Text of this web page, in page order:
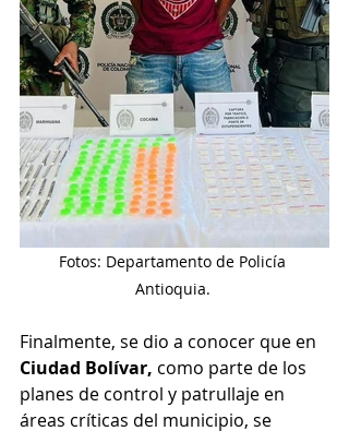
Fotos: Departamento de Policía
Antioquia.
Finalmente, se dio a conocer que en
Ciudad Bolívar, como parte de los
planes de control y patrullaje en
áreas críticas del municipio, se